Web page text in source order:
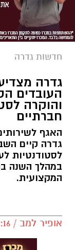
חדשות גדרה
גדרה
העובדים
והוקרה
חברתיים
האגף
גדרה קיים
לסטודנטיות
במהלך השנה
המקצועית.
אופיר למב / 12:16 21.06.26